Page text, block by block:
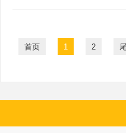
首页 1 2